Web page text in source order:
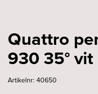
Quattro
930 35° vit
Artikelnr:40650